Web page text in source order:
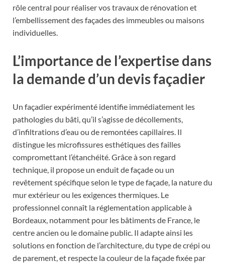
rôle central pour réaliser vos travaux de rénovation et
l’embellissement des façades des immeubles ou maisons
individuelles.
L’importance de l’expertise dans
la demande d’un devis façadier
Un façadier expérimenté identifie immédiatement les
pathologies du bâti, qu’il s’agisse de décollements,
d’infiltrations d’eau ou de remontées capillaires. Il
distingue les microfissures esthétiques des failles
compromettant l’étanchéité. Grâce à son regard
technique, il propose un enduit de façade ou un
revêtement spécifique selon le type de façade, la nature du
mur extérieur ou les exigences thermiques. Le
professionnel connaît la réglementation applicable à
Bordeaux, notamment pour les bâtiments de France, le
centre ancien ou le domaine public. Il adapte ainsi les
solutions en fonction de l’architecture, du type de crépi ou
de parement, et respecte la couleur de la façade fixée par